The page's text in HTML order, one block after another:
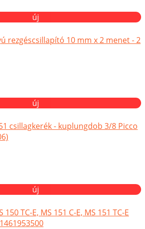
új
rezgéscsillapító 10 mm x 2 menet - 2
új
csillagkerék - kuplungdob 3/8 Picco
új
150 TC-E, MS 151 C-E, MS 151 TC-E